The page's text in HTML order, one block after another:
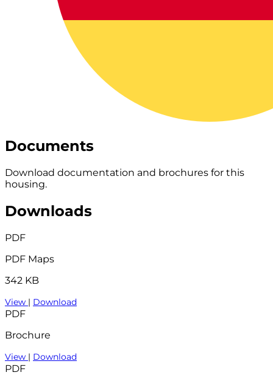
Documents
Download documentation and brochures for this
housing.
Downloads
PDF
PDF Maps
342 KB
View | Download
PDF
Brochure
View | Download
PDF